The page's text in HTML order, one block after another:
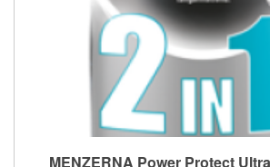
MENZERNA Power Protect